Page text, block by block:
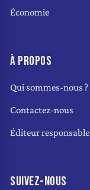
Économie
À PROPOS
Qui sommes-nous ?
Contactez-nous
Éditeur responsable
SUIVEZ-NOUS